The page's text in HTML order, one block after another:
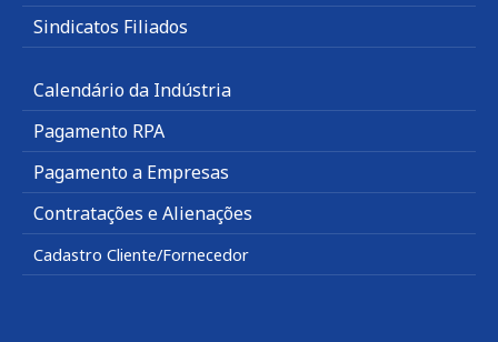
Sindicatos Filiados
Calendário da Indústria
Pagamento RPA
Pagamento a Empresas
Contratações e Alienações
Cadastro Cliente/Fornecedor